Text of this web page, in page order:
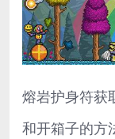
熔岩护身符获
和开箱子的方